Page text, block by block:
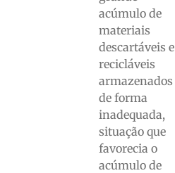
acúmulo de
materiais
descartáveis e
recicláveis
armazenados
de forma
inadequada,
situação que
favorecia o
acúmulo de